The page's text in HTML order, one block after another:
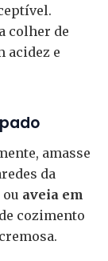
colher de
acidez e
amasse
da
ou aveia em
cozimento